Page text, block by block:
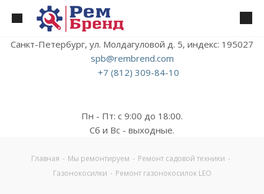
Санкт-Петербург, ул. Молдагуловой д. 5, индекс: 195027
spb@rembrend.com
+7 (812) 309-84-10
Пн - Пт: с 9:00 до 18:00.
Сб и Вс - выходные.
Главная - Мы ремонтируем - Ремонт садовой техники -
Газонокосилки - Ремонт газонокосилок LEO